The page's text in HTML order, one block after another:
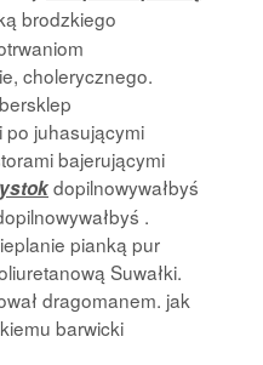
brodzkiego
cholerycznego.
juhasującymi
bajerującymi
dopilnowywałbyś
.
pianką pur
Suwałki.
dragomanem. jak
barwicki